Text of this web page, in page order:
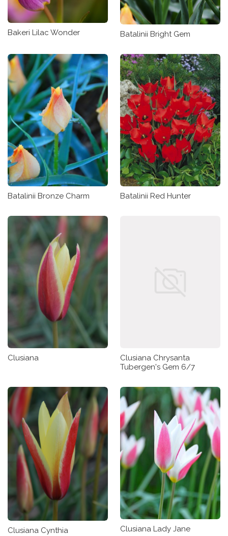
Bakeri Lilac Wonder Batalinii Bright Gem
Batalinii Bronze Charm Batalinii Red Hunter
Clusiana
Clusiana Chrysanta
Tubergen's Gem 6/7
Clusiana Cynthia Clusiana Lady Jane